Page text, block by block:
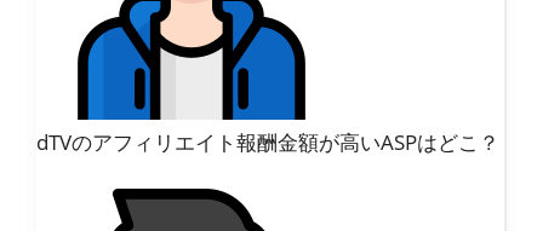
dTVのアフィリエイト報酬金額が高いASPはどこ？